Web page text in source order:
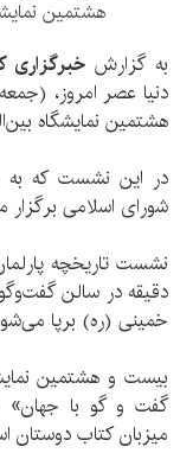
هشتمین
به گزارشخبرگزاری
هشتمین نمایشگاه
در این نشست که به
شورای اسلامی
دقیقه در سالن
خمینی (ره) برپا
بیست و هشتمین
میزبان کتاب دوستان